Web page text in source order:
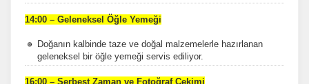
14:00 – Geleneksel Öğle Yemeği
Doğanın kalbinde taze ve doğal malzemelerle hazırlanan
geleneksel bir öğle yemeği servis ediliyor.
16:00 – Serbest Zaman ve Fotoğraf Çekimi